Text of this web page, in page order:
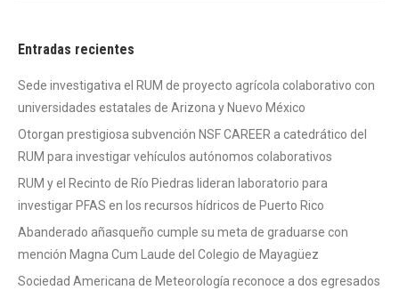
Entradas recientes
Sede investigativa el RUM de proyecto agrícola colaborativo con
universidades estatales de Arizona y Nuevo México
Otorgan prestigiosa subvención NSF CAREER a catedrático del
RUM para investigar vehículos autónomos colaborativos
RUM y el Recinto de Río Piedras lideran laboratorio para
investigar PFAS en los recursos hídricos de Puerto Rico
Abanderado añasqueño cumple su meta de graduarse con
mención Magna Cum Laude del Colegio de Mayagüez
Sociedad Americana de Meteorología reconoce a dos egresados